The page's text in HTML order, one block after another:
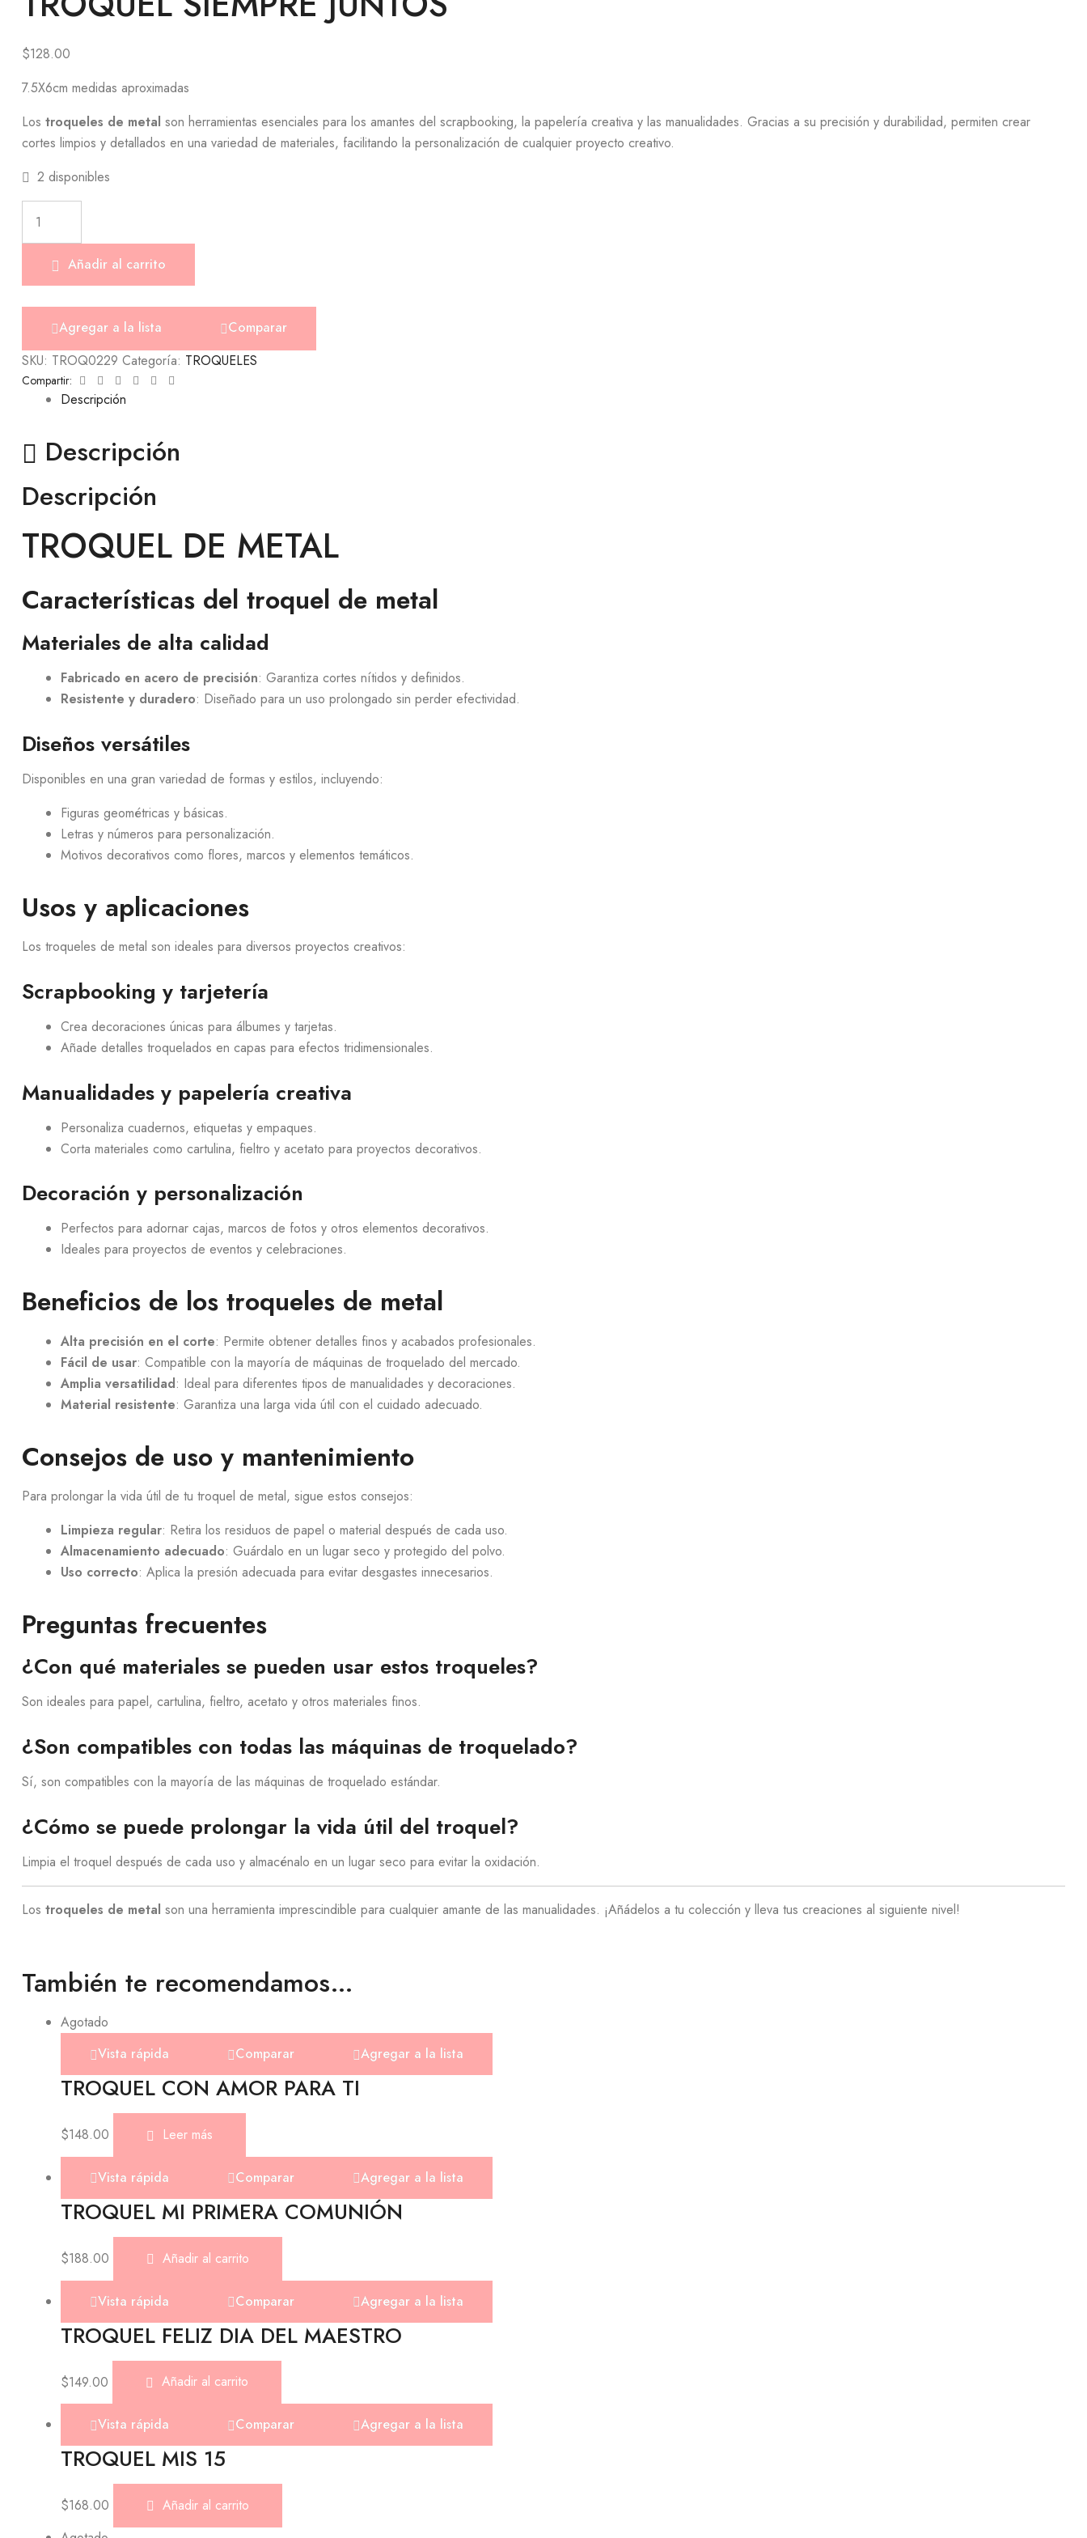
$128.00
7.5X6cm medidas aproximadas
Los troqueles de metal son herramientas esenciales para los amantes del scrapbooking, la papelería creativa y las manualidades. Gracias a su precisión y durabilidad, permiten crear
cortes limpios y detallados en una variedad de materiales, facilitando la personalización de cualquier proyecto creativo.
2 disponibles
Añadir al carrito
Agregar a la lista
Comparar
SKU: TROQ0229 Categoría: TROQUELES
Compartir: Facebook
TwitterLinkedinGoogle+Pinterest
Descripción
Descripción
Descripción
TROQUEL DE METAL
Características del troquel de metal
Materiales de alta calidad
Fabricado en acero de precisión: Garantiza cortes nítidos y definidos.
Resistente y duradero: Diseñado para un uso prolongado sin perder efectividad.
Diseños versátiles
Disponibles en una gran variedad de formas y estilos, incluyendo:
Figuras geométricas y básicas.
Letras y números para personalización.
Motivos decorativos como flores, marcos y elementos temáticos.
Usos y aplicaciones
Los troqueles de metal son ideales para diversos proyectos creativos:
Scrapbooking y tarjetería
Crea decoraciones únicas para álbumes y tarjetas.
Añade detalles troquelados en capas para efectos tridimensionales.
Manualidades y papelería creativa
Personaliza cuadernos, etiquetas y empaques.
Corta materiales como cartulina, fieltro y acetato para proyectos decorativos.
Decoración y personalización
Perfectos para adornar cajas, marcos de fotos y otros elementos decorativos.
Ideales para proyectos de eventos y celebraciones.
Beneficios de los troqueles de metal
Alta precisión en el corte: Permite obtener detalles finos y acabados profesionales.
Fácil de usar: Compatible con la mayoría de máquinas de troquelado del mercado.
Amplia versatilidad: Ideal para diferentes tipos de manualidades y decoraciones.
Material resistente: Garantiza una larga vida útil con el cuidado adecuado.
Consejos de uso y mantenimiento
Para prolongar la vida útil de tu troquel de metal, sigue estos consejos:
Limpieza regular: Retira los residuos de papel o material después de cada uso.
Almacenamiento adecuado: Guárdalo en un lugar seco y protegido del polvo.
Uso correcto: Aplica la presión adecuada para evitar desgastes innecesarios.
Preguntas frecuentes
¿Con qué materiales se pueden usar estos troqueles?
Son ideales para papel, cartulina, fieltro, acetato y otros materiales finos.
¿Son compatibles con todas las máquinas de troquelado?
Sí, son compatibles con la mayoría de las máquinas de troquelado estándar.
¿Cómo se puede prolongar la vida útil del troquel?
Limpia el troquel después de cada uso y almacénalo en un lugar seco para evitar la oxidación.
Los troqueles de metal son una herramienta imprescindible para cualquier amante de las manualidades. ¡Añádelos a tu colección y lleva tus creaciones al siguiente nivel!
También te recomendamos…
Agotado
Vista rápida
Comparar Agregar a la lista
TROQUEL CON AMOR PARA TI
$148.00 Leer más
Vista rápida Comparar Agregar a la lista
TROQUEL MI PRIMERA COMUNIÓN
$188.00 Añadir al carrito
Vista rápida Comparar Agregar a la lista
TROQUEL FELIZ DIA DEL MAESTRO
$149.00 Añadir al carrito
Vista rápida Comparar Agregar a la lista
TROQUEL MIS 15
$168.00
Añadir al carrito